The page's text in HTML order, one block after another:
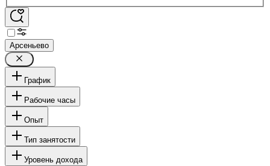
Арсеньево
График
Рабочие часы
Опыт
Тип занятости
Уровень дохода